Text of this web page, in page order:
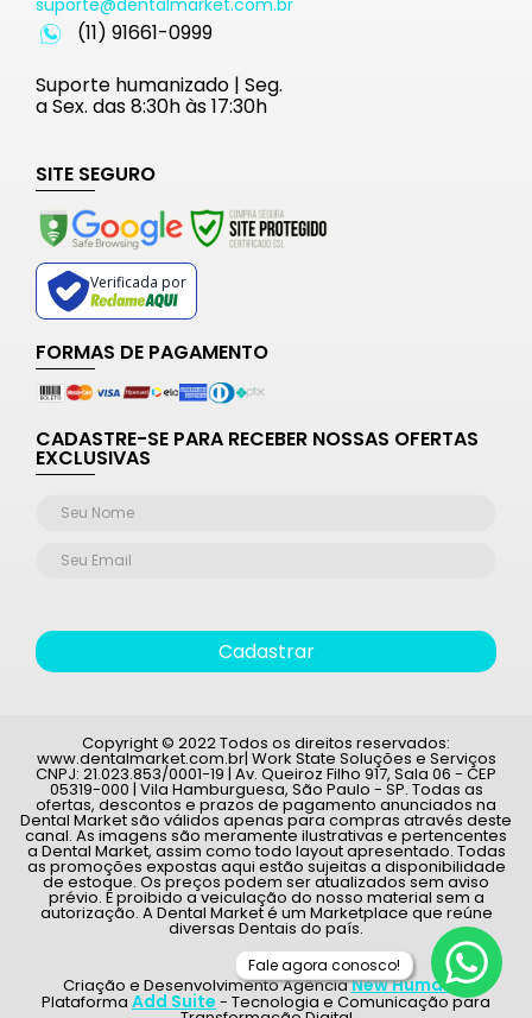
suporte@dentalmarket.com.br
(11) 91661-0999
Suporte humanizado | Seg.
a Sex. das 8:30h às 17:30h
SITE SEGURO
Verificada por
FORMAS DE PAGAMENTO
CADASTRE-SE PARA RECEBER NOSSAS OFERTAS
EXCLUSIVAS
Cadastrar
Copyright © 2022 Todos os direitos reservados:
www.dentalmarket.com.br| Work State Soluções e Serviços
CNPJ: 21.023.853/0001-19 | Av. Queiroz Filho 917, Sala 06 - CEP
05319-000 | Vila Hamburguesa, São Paulo - SP. Todas as
ofertas, descontos e prazos de pagamento anunciados na
Dental Market são válidos apenas para compras através deste
canal. As imagens são meramente ilustrativas e pertencentes
a Dental Market, assim como todo layout apresentado. Todas
as promoções expostas aqui estão sujeitas a disponibilidade
de estoque. Os preços podem ser atualizados sem aviso
prévio. É proibido a veiculação do nosso material sem a
autorização. A Dental Market é um Marketplace que reúne
diversas Dentais do país.
Criação e Desenvolvimento AgênciaNew Humans|
Plataforma Add Suite - Tecnologia e Comunicação para
Fale agora conosco!